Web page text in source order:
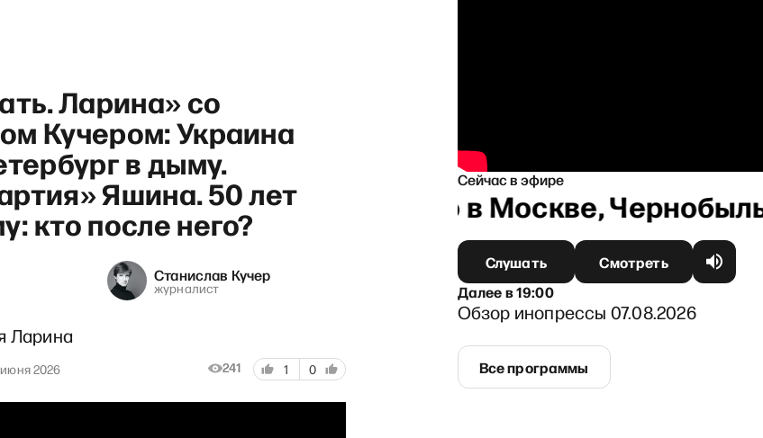
Ларина» со
Кучером: Украина
в дыму.
Яшина. 50 лет
кто после него?
Станислав Кучер
журналист
Ларина
2026 241 1 0
Сейчас в эфире
Грэм»: Путин в бреду, громко в Москве,
Слушать
Смотреть
Далеев19:00
Обзор инопрессы 07.08.2026
Все программы